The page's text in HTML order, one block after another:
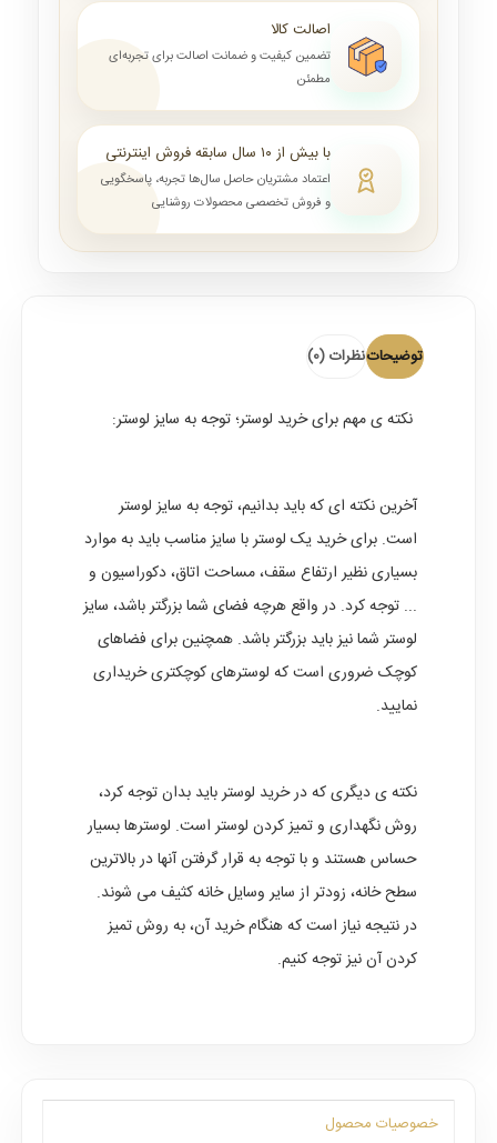
اصالت کالا
تضمین کیفیت و ضمانت اصالت برای تجربه‌ای
مطمئن
با بیش از ۱۰ سال سابقه فروش اینترنتی
اعتماد مشتریان حاصل سال‌ها تجربه، پاسخگویی
و فروش تخصصی محصولات روشنایی
توضیحاتنظرات (0)
نکته ی مهم برای خرید لوستر؛ توجه به سایز لوستر:
آخرین نکته ای که باید بدانیم، توجه به سایز لوستر
است. برای خرید یک لوستر با سایز مناسب باید به موارد
بسیاری نظیر ارتفاع سقف، مساحت اتاق، دکوراسیون و
... توجه کرد. در واقع هرچه فضای شما بزرگتر باشد، سایز
لوستر شما نیز باید بزرگتر باشد. همچنین برای فضاهای
کوچک ضروری است که لوسترهای کوچکتری خریداری
نمایید.
نکته ی دیگری که در خرید لوستر باید بدان توجه کرد،
روش نگهداری و تمیز کردن لوستر است. لوسترها بسیار
حساس هستند و با توجه به قرار گرفتن آنها در بالاترین
سطح خانه، زودتر از سایر وسایل خانه کثیف می شوند.
در نتیجه نیاز است که هنگام خرید آن، به روش تمیز
کردن آن نیز توجه کنیم.
خصوصیات محصول